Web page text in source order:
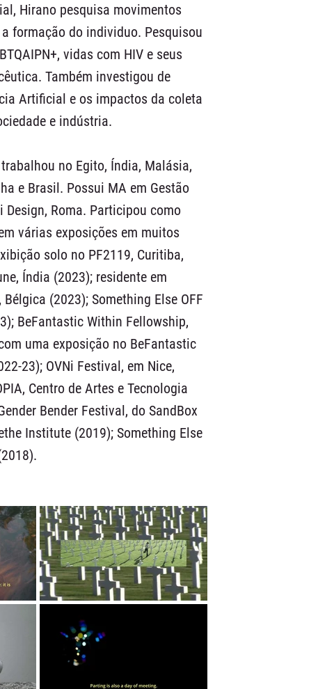
Hirano pesquisa movimentos
formação do individuo. Pesquisou
vidas com HIV e seus
Também investigou de
Artificial e os impactos da coleta
e indústria.
no Egito, Índia, Malásia,
e Brasil. Possui MA em Gestão
Roma. Participou como
várias exposições em muitos
solo no PF2119, Curitiba,
Índia (2023); residente em
(2023); Something Else OFF
BeFantastic Within Fellowship,
uma exposição no BeFantastic
23); OVNi Festival, em Nice,
Centro de Artes e Tecnologia
Bender Festival, do SandBox
Institute (2019); Something Else